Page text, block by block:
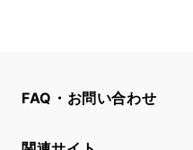
FAQ・お問い合わせ